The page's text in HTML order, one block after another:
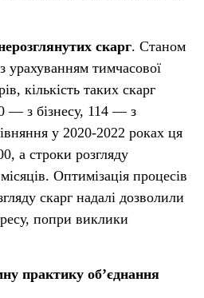
скарг. Станом
урахуванням тимчасової
кількість таких скарг
— з бізнесу, 114 — з
у 2020-2022 роках ця
а строки розгляду
Оптимізація процесів
скарг надалі дозволили
попри виклики
практику об’єднання